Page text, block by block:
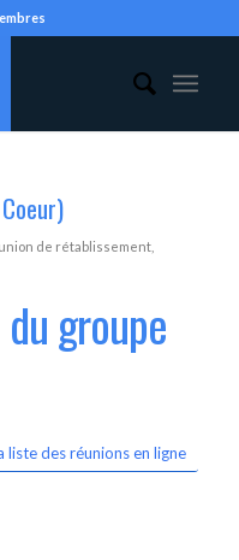
de rétablissement,
groupe
liste des réunions en ligne